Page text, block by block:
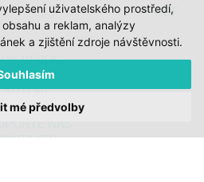
uživatelského prostředí,
a reklam, analýzy
a zjištění zdroje návštěvnosti.
mé předvolby
CDF
AUTOŘI